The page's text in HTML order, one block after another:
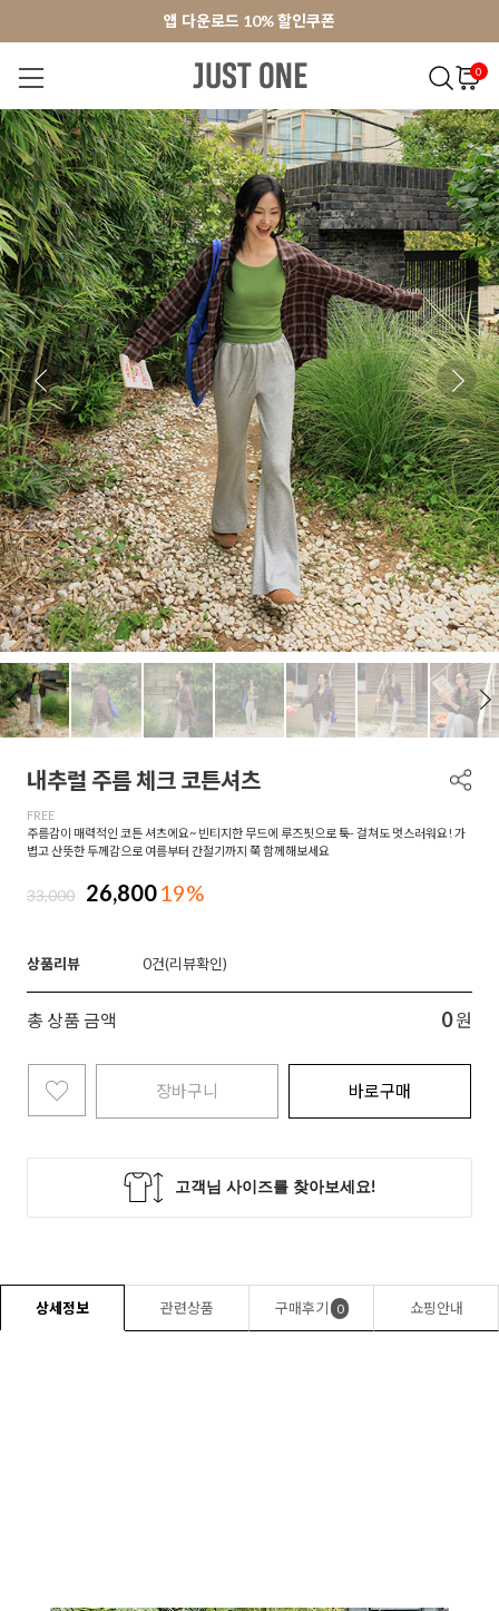
앱 다운로드 10% 할인쿠폰
회원가입 쿠폰 3000원
앱 다운로드 10% 할인쿠폰
회원가입 쿠폰 3000원
0
NEW 7% BEST 오늘출발 MADE . J 상의 팬츠 아
내추럴 주름 체크 코튼셔츠
FREE
주름감이 매력적인 코튼 셔츠에요~ 빈티지한 무드에 루즈핏으로 툭- 걸쳐도 멋스러워요! 가
볍고 산뜻한 두께감으로 여름부터 간절기까지 쭉 함께해보세요
33,000 26,80019%
상품리뷰 0
총 상품 금액 0 원
장바구니 바로구매
상세정보 관련상품 구매후기 0 쇼핑안내